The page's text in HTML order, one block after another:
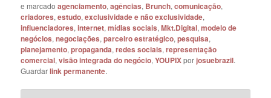
e marcadoagenciamento,agências, Brunch,comunicação,
criadores,estudo,exclusividade e não exclusividade,
influenciadores,internet,mídias sociais,Mkt.Digital,modelo de
negócios,negociações,parceiro estratégico,pesquisa,
planejamento,propaganda,redes sociais,representação
comercial,visão integrada do negócio,YOUPIXporjosuebrazil.
Guardarlink permanente.